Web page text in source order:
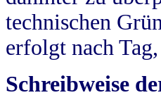
technischen
erfolgt nach
Schreibweise